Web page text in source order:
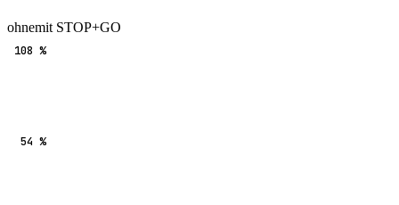
ohnemit STOP+GO
54 %
108 %